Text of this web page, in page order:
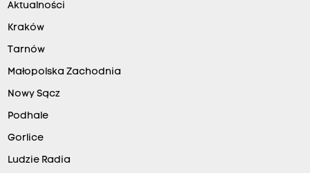
Aktualności
Kraków
Tarnów
Małopolska Zachodnia
Nowy Sącz
Podhale
Gorlice
Ludzie Radia